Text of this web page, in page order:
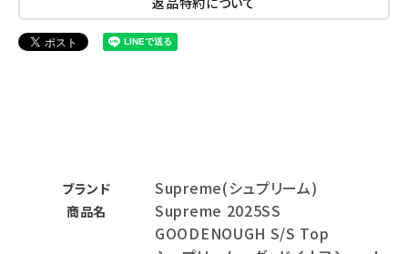
ブランド Supreme(シュプリーム)
商品名
Supreme 2025SS
GOODENOUGH S/S Top